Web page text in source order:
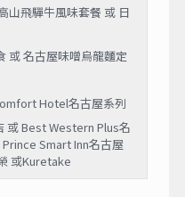
山飛驒牛風味套餐 或 日
或 名古屋味噌烏龍麵定
Hotel名古屋系列
或 Best Western Plus名
Smart Inn名古屋
或Kuretake